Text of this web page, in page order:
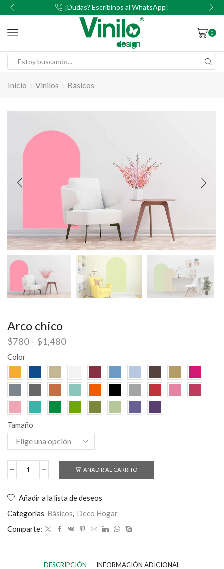
¡Dudas? Escribinos al WhatsApp!
0
Inicio Vinilos Básicos
Arco chico
$780 - $1,480
Color
Tamaño
AÑADIR AL CARRITO
Añadir a la lista de deseos
Categorías Básicos, Deco Hogar
Comparte:
DESCRIPCIÓN INFORMACIÓN ADICIONAL